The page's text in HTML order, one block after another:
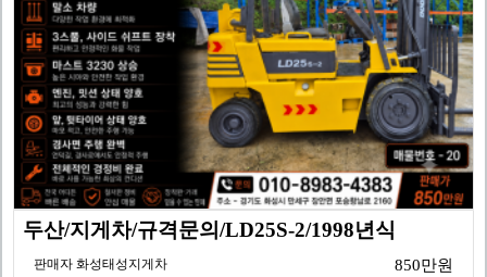
두산/지게차/규격문의/LD25S-2/1998년식
판매자 화성태성지게차 850만원